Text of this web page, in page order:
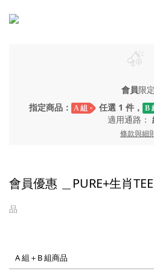
會員限定
指定商品：
A 組 任選 1 件， B
適用通路：
條款與細
會員優惠 ＿PURE+生肖
品
A 組＋B 組商品